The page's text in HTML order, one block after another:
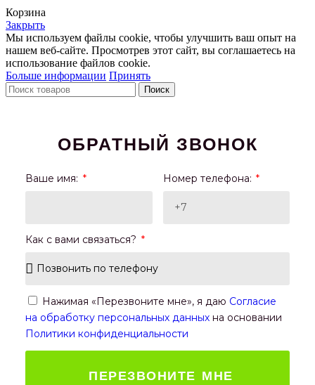
Корзина
Закрыть
Мы используем файлы cookie, чтобы улучшить ваш опыт на
нашем веб-сайте. Просмотрев этот сайт, вы соглашаетесь на
использование файлов cookie.
Больше информации Принять
Поиск
ОБРАТНЫЙ ЗВОНОК
Ваше имя: Номер телефона:
Как с вами связаться?
Нажимая «Перезвоните мне», я даю Согласие
на обработку персональных данных на основании
Политики конфиденциальности
ПЕРЕЗВОНИТЕ МНЕ